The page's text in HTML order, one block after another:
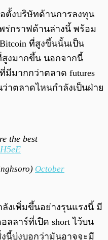
ตั้งบริษัทด้านการลงทุน
ร่กราฟด้านล่างนี้ พร้อม
ที่สูงขึ้นนั้นเป็น
สูงมากขึ้น นอกจากนี้
มีมากกว่าตลาด futures
าตลาดไหนกำลังเป็นฝ่าย
the best
October
งเพิ่มขึ้นอย่างรุนแรงนี้ มี
ลลาร์ที่เปิด short ไว้บน
นี้บ่งบอกว่ามันอาจจะมี